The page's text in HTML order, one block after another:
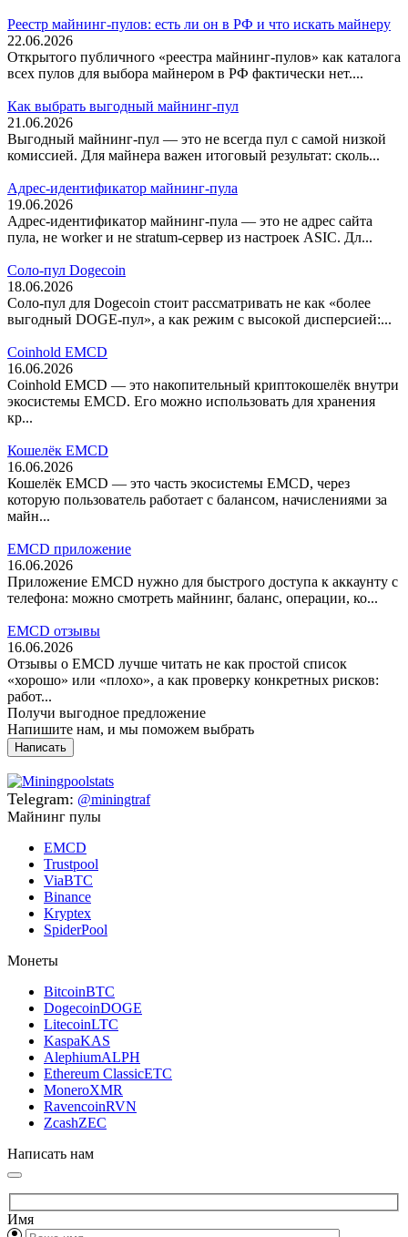
Реестр майнинг-пулов: есть ли он в РФ и что искать майнеру
22.06.2026
Открытого публичного «реестра майнинг-пулов» как каталога
всех пулов для выбора майнером в РФ фактически нет....
Как выбрать выгодный майнинг-пул
21.06.2026
Выгодный майнинг-пул — это не всегда пул с самой низкой
комиссией. Для майнера важен итоговый результат: сколь...
Адрес-идентификатор майнинг-пула
19.06.2026
Адрес-идентификатор майнинг-пула — это не адрес сайта
пула, не worker и не stratum-сервер из настроек ASIC. Дл...
Соло-пул Dogecoin
18.06.2026
Соло-пул для Dogecoin стоит рассматривать не как «более
выгодный DOGE-пул», а как режим с высокой дисперсией:...
Coinhold EMCD
16.06.2026
Coinhold EMCD — это накопительный криптокошелёк внутри
экосистемы EMCD. Его можно использовать для хранения
кр...
Кошелёк EMCD
16.06.2026
Кошелёк EMCD — это часть экосистемы EMCD, через
которую пользователь работает с балансом, начислениями за
майн...
EMCD приложение
16.06.2026
Приложение EMCD нужно для быстрого доступа к аккаунту с
телефона: можно смотреть майнинг, баланс, операции, ко...
EMCD отзывы
16.06.2026
Отзывы о EMCD лучше читать не как простой список
«хорошо» или «плохо», а как проверку конкретных рисков:
работ...
Получи выгодное предложение
Напишите нам, и мы поможем выбрать
Написать
Telegram: @miningtraf
Майнинг пулы
EMCD
Trustpool
ViaBTC
Binance
Kryptex
SpiderPool
Монеты
BitcoinBTC
DogecoinDOGE
LitecoinLTC
KaspaKAS
AlephiumALPH
Ethereum ClassicETC
MoneroXMR
RavencoinRVN
ZcashZEC
Написать нам
Имя